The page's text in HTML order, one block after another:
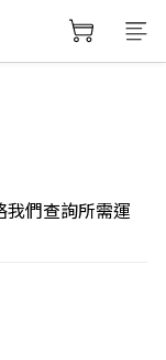
我們查詢所需運